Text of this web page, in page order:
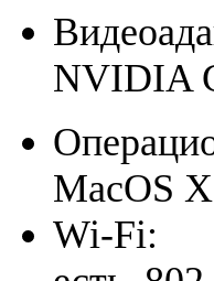
NVIDIA
MacOS X
Wi-Fi: